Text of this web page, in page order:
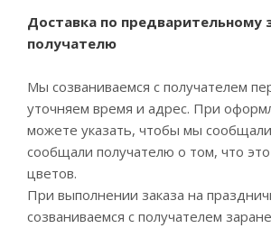
Доставка по предварительному
получателю
Мы созваниваемся с получателем
уточняем время и адрес. При
можете указать, чтобы мы
сообщали получателю о том, что это
цветов.
При выполнении заказа на
созваниваемся с получателем